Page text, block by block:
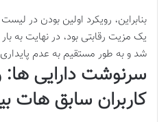
بنابراین، رویکرد اولین بودن در
یک مزیت رقابتی بود، در نهایت به
شد و به طور مستقیم به عدم
سرنوشت دارایی ها:
کاربران سابق هات